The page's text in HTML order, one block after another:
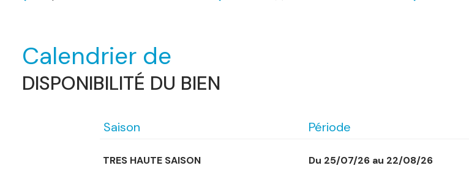
Calendrier de
DISPONIBILITÉ DU BIEN
Saison Période
TRES HAUTE SAISON Du 25/07/26 au 22/08/26